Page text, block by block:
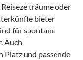
oder
bieten
für spontane
Auch
Platz und passende